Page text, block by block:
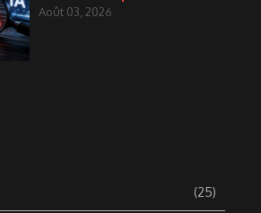
Août 03, 2026
(25)